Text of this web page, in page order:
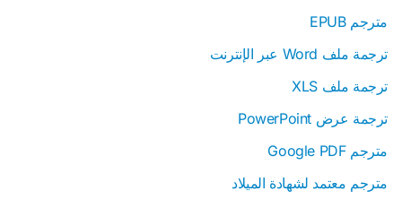
مترجم EPUB
ترجمة ملف Word عبر الإنترنت
ترجمة ملف XLS
ترجمة عرض PowerPoint
مترجم Google PDF
مترجم معتمد لشهادة الميلاد